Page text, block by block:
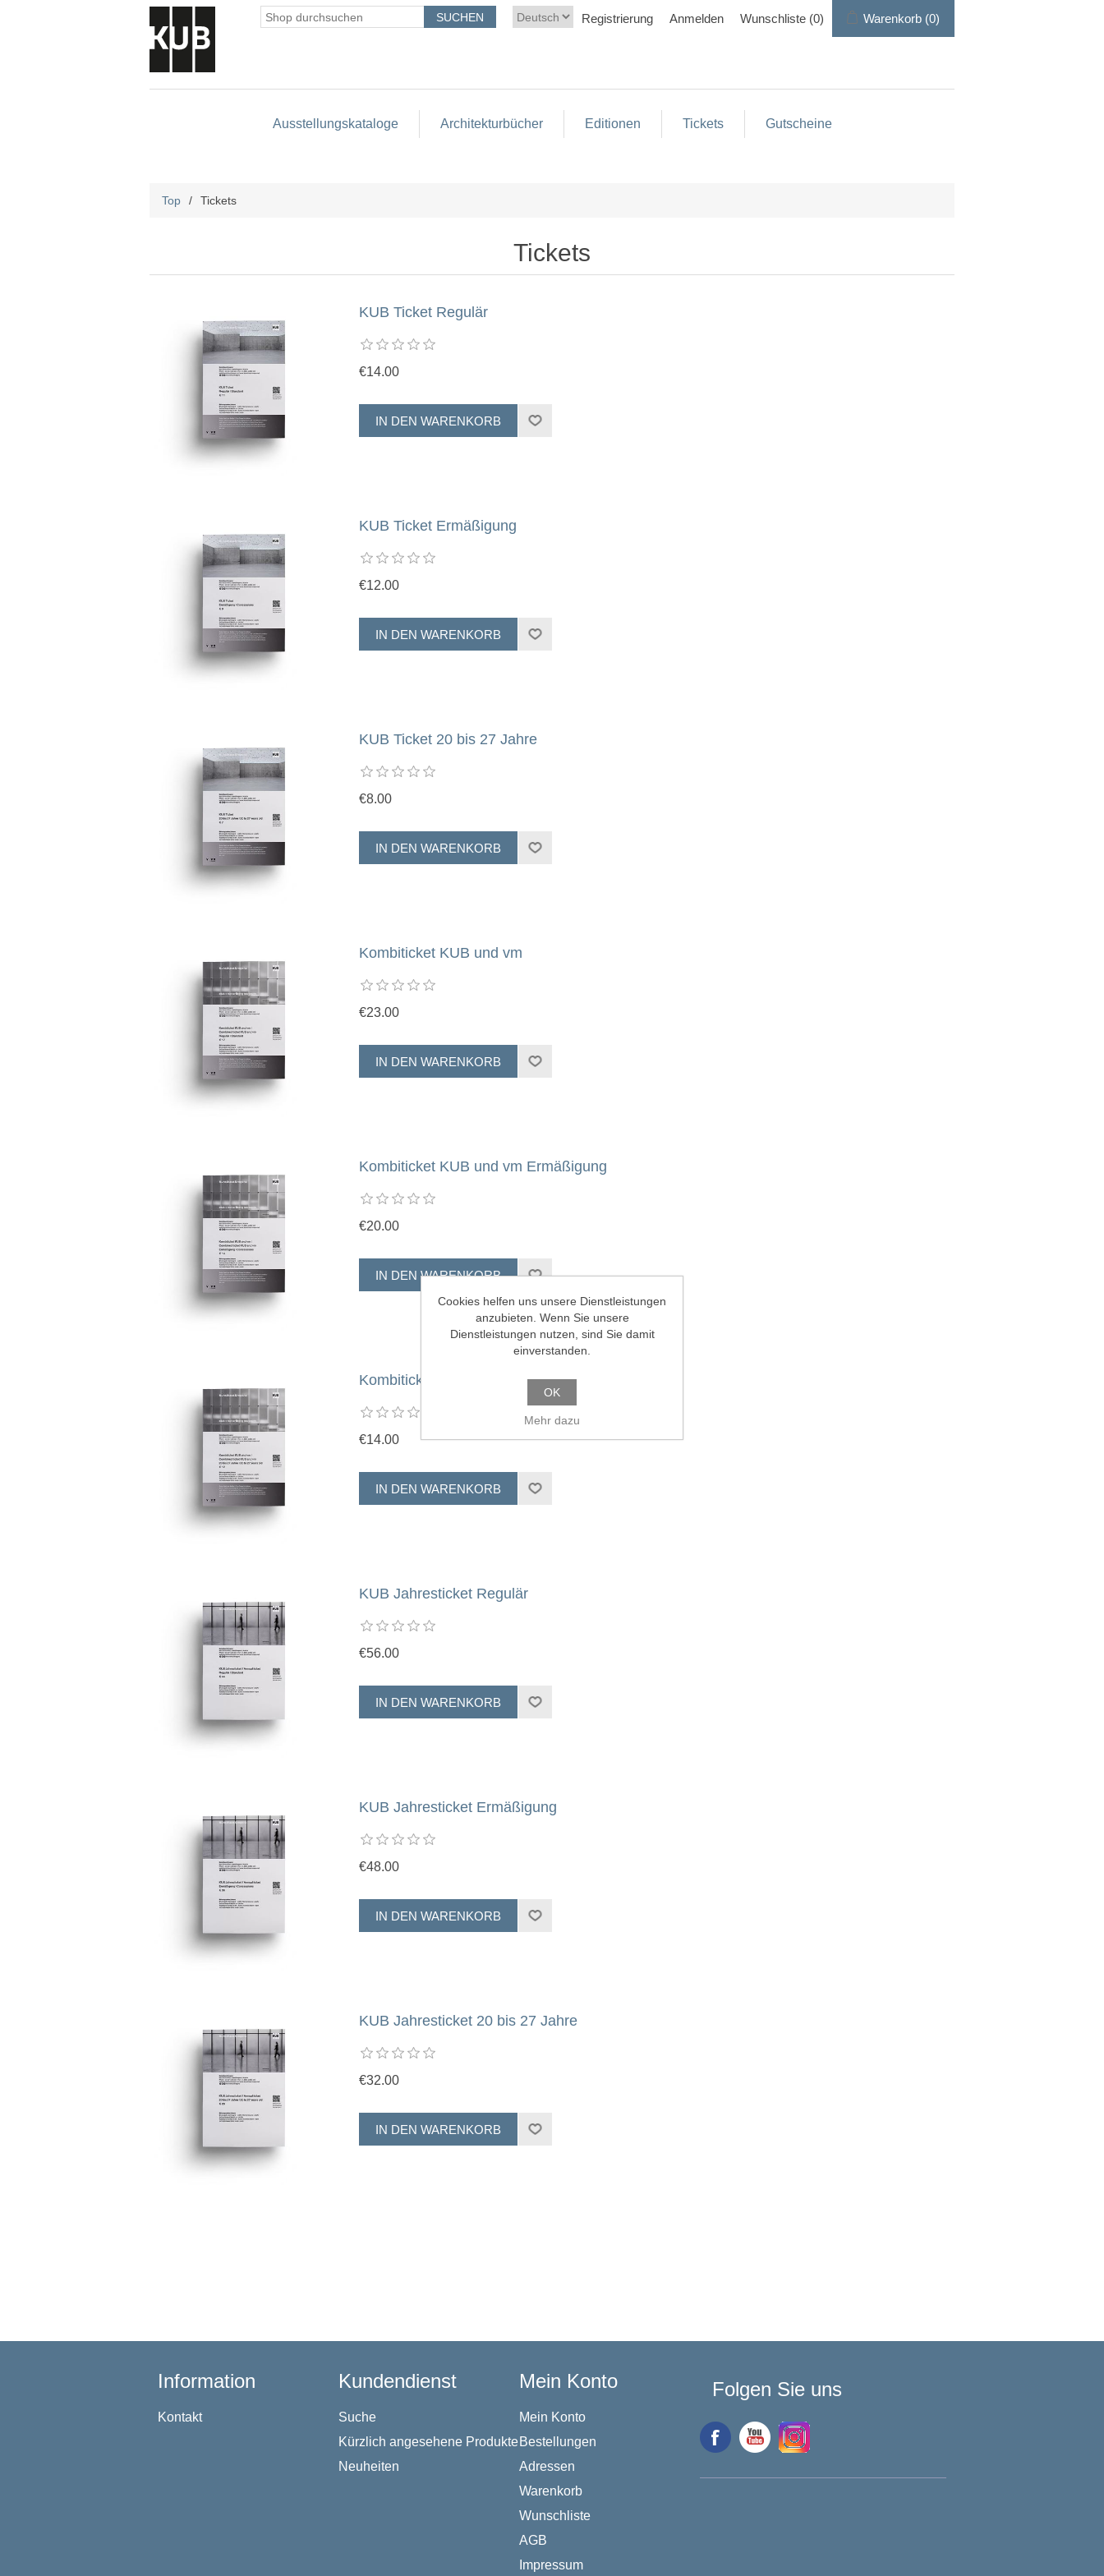
Registrierung Anmelden Wunschliste (0) Warenkorb (0)
Ausstellungskataloge Architekturbücher Editionen Tickets Gutscheine
Top / Tickets
Tickets
KUB Ticket Regulär
€14.00
KUB Ticket Ermäßigung
€12.00
KUB Ticket 20 bis 27 Jahre
€8.00
Kombiticket KUB und vm
€23.00
Kombiticket KUB und vm Ermäßigung
€20.00
Kombiticket KUB und vm 20 bis 27 Jahre
€14.00
KUB Jahresticket Regulär
€56.00
KUB Jahresticket Ermäßigung
€48.00
KUB Jahresticket 20 bis 27 Jahre
€32.00
Information
Kontakt
Kundendienst
Suche
Kürzlich angesehene Produkte
Neuheiten
Mein Konto
Mein Konto
Bestellungen
Adressen
Warenkorb
Wunschliste
AGB
Impressum
Folgen Sie uns
Cookies helfen uns unsere Dienstleistungen
anzubieten. Wenn Sie unsere
Dienstleistungen nutzen, sind Sie damit
einverstanden.
OK
Mehr dazu